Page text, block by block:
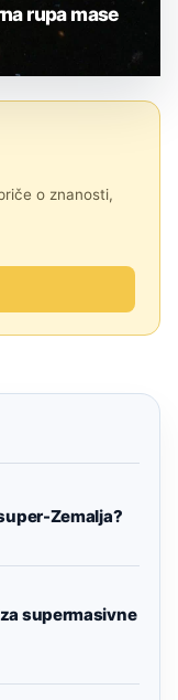
rupa mase
o znanosti,
Zemalja?
supermasivne